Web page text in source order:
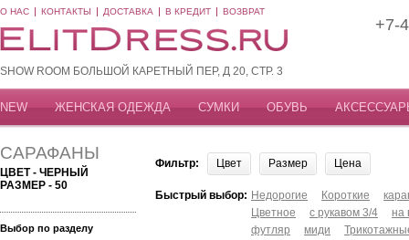
О НАС КОНТАКТЫ ДОСТАВКА В КРЕДИТ ВОЗВРАТ
SHOW ROOM БОЛЬШОЙ КАРЕТНЫЙ ПЕР, Д 20, СТР. 3
+7-
NEW ЖЕНСКАЯ ОДЕЖДА СУМКИ ОБУВЬ
САРАФАНЫ
ЦВЕТ - ЧЕРНЫЙ
РАЗМЕР - 50
Выбор по разделу
Фильтр: Цвет Размер Цена
Быстрый выбор: Недорогие Короткие
Цветное
с рукавом 3/4
на
футляр
миди